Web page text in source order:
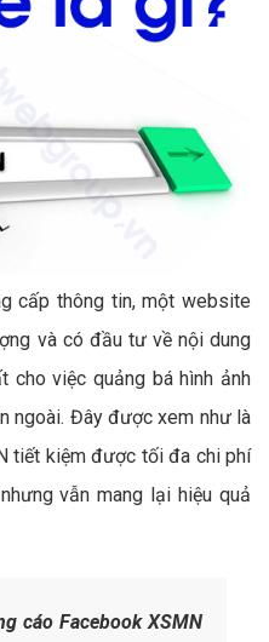
cấp thông tin, một website
và có đầu tư về nội dung
việc quảng bá hình ảnh
ngoài. Đây được xem như là
tiết kiệm được tối đa chi phí
vẫn mang lại hiệu quả
cáo Facebook XSMN